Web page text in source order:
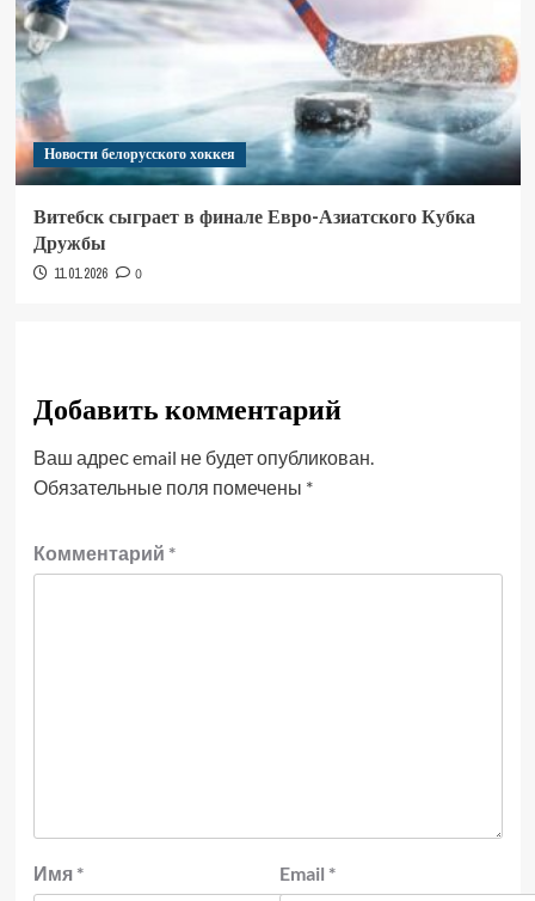
Новости белорусского хоккея
Витебск сыграет в финале Евро-Азиатского Кубка
Дружбы
11.01.2026 0
Добавить комментарий
Ваш адрес email не будет опубликован.
Обязательные поля помечены *
Комментарий *
Имя * Email *